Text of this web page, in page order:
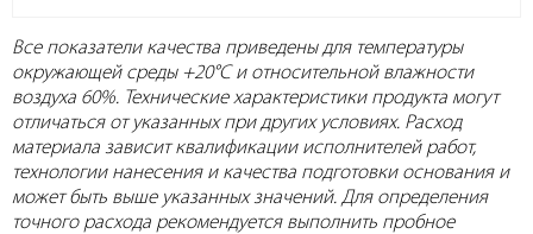
Все показатели качества приведены для температуры
окружающей среды +20°C и относительной влажности
воздуха 60%. Технические характеристики продукта могут
отличаться от указанных при других условиях. Расход
материала зависит квалификации исполнителей работ,
технологии нанесения и качества подготовки основания и
может быть выше указанных значений. Для определения
точного расхода рекомендуется выполнить пробное